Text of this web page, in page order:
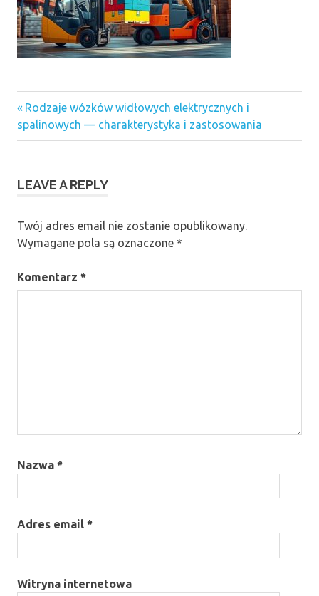
Nawigacja
wpisu
Previous
Post:
Rodzaje wózków widłowych elektrycznych i
spalinowych — charakterystyka i zastosowania
LEAVE A REPLY
Twój adres email nie zostanie opublikowany.
Wymagane pola są oznaczone *
Komentarz *
Nazwa *
Adres email *
Witryna internetowa